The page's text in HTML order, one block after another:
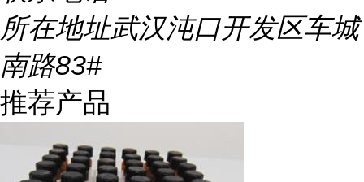
所在地址武汉沌口开发区车城
南路83#
推荐产品